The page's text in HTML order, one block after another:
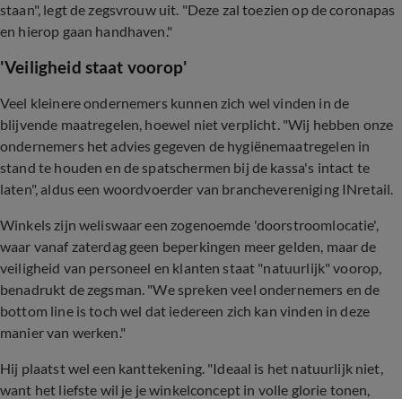
staan", legt de zegsvrouw uit. "Deze zal toezien op de coronapas
en hierop gaan handhaven."
'Veiligheid staat voorop'
Veel kleinere ondernemers kunnen zich wel vinden in de
blijvende maatregelen, hoewel niet verplicht. "Wij hebben onze
ondernemers het advies gegeven de hygiënemaatregelen in
stand te houden en de spatschermen bij de kassa's intact te
laten", aldus een woordvoerder van branchevereniging INretail.
Winkels zijn weliswaar een zogenoemde 'doorstroomlocatie',
waar vanaf zaterdag geen beperkingen meer gelden, maar de
veiligheid van personeel en klanten staat "natuurlijk" voorop,
benadrukt de zegsman. "We spreken veel ondernemers en de
bottom line is toch wel dat iedereen zich kan vinden in deze
manier van werken."
Hij plaatst wel een kanttekening. "Ideaal is het natuurlijk niet,
want het liefste wil je je winkelconcept in volle glorie tonen,